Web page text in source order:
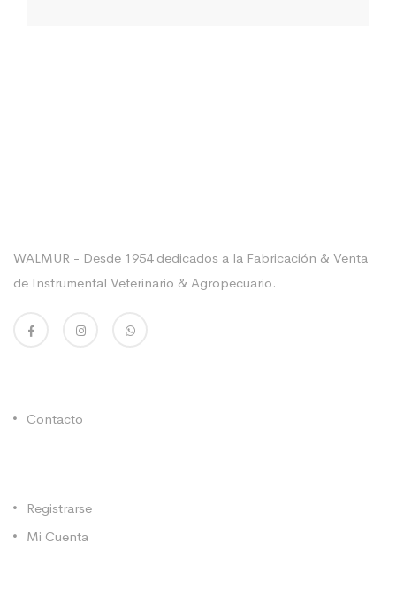
WALMUR - Desde 1954 dedicados a la Fabricación & Venta
de Instrumental Veterinario & Agropecuario.
Contacto
Registrarse
Mi Cuenta